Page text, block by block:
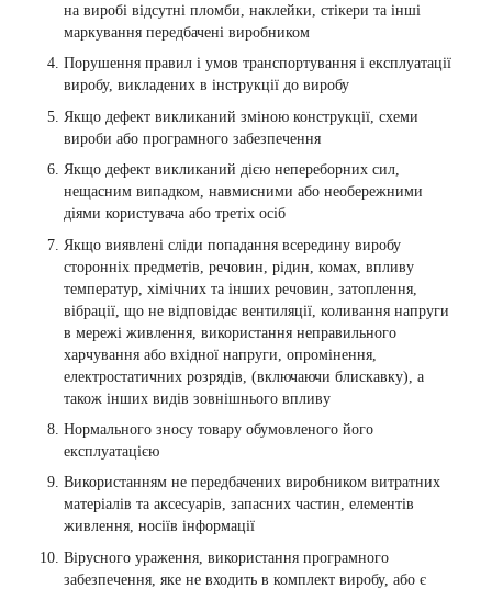
на виробі відсутні пломби, наклейки, стікери та інші
маркування передбачені виробником
Порушення правил і умов транспортування і експлуатації
виробу, викладених в інструкції до виробу
Якщо дефект викликаний зміною конструкції, схеми
вироби або програмного забезпечення
Якщо дефект викликаний дією непереборних сил,
нещасним випадком, навмисними або необережними
діями користувача або третіх осіб
Якщо виявлені сліди попадання всередину виробу
сторонніх предметів, речовин, рідин, комах, впливу
температур, хімічних та інших речовин, затоплення,
вібрації, що не відповідає вентиляції, коливання напруги
в мережі живлення, використання неправильного
харчування або вхідної напруги, опромінення,
електростатичних розрядів, (включаючи блискавку), а
також інших видів зовнішнього впливу
Нормального зносу товару обумовленого його
експлуатацією
Використанням не передбачених виробником витратних
матеріалів та аксесуарів, запасних частин, елементів
живлення, носіїв інформації
Вірусного ураження, використання програмного
забезпечення, яке не входить в комплект виробу, або є